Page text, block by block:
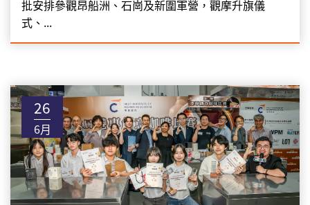
批安排參觀昂船洲、石崗及新圍軍營，觀摩升旗儀
式、...
26
6月